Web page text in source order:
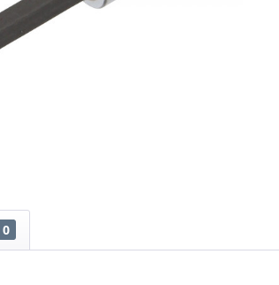
0